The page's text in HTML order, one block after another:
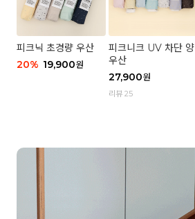
피크닉 초경량 우산
20% 19,900원
피크니크 UV 차단 양
우산
27,900원
리뷰 25